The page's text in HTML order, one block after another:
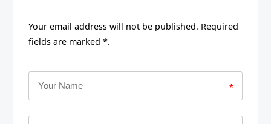
Your email address will not be published. Required
fields are marked *.
*